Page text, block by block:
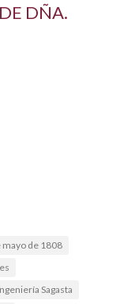
DÑA.
de 1808
Sagasta